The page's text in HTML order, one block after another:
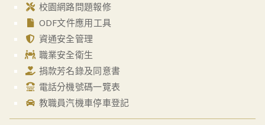
校園網路問題報修
ODF文件應用工具
資通安全管理
職業安全衛生
捐款芳名錄及同意書
電話分機號碼一覽表
教職員汽機車停車登記